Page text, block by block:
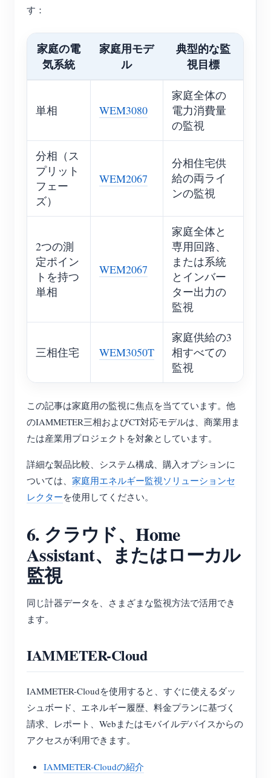
す：
家庭の電
気系統
家庭用モデ
ル
典型的な監
視目標
単相 WEM3080
家庭全体の
電力消費量
の監視
分相（ス
プリット
フェー
ズ）
WEM2067
分相住宅供
給の両ライ
ンの監視
2つの測
定ポイン
トを持つ
単相
WEM2067
家庭全体と
専用回路、
または系統
とインバー
ター出力の
監視
三相住宅 WEM3050T
家庭供給の3
相すべての
監視
この記事は家庭用の監視に焦点を当てています。他
のIAMMETER三相およびCT対応モデルは、商業用ま
たは産業用プロジェクトを対象としています。
詳細な製品比較、システム構成、購入オプションに
ついては、 家庭用エネルギー監視ソリューションセ
レクターを使用してください。
6. クラウド、Home
Assistant、またはローカル
監視
同じ計器データを、さまざまな監視方法で活用でき
ます。
IAMMETER-Cloud
IAMMETER-Cloudを使用すると、すぐに使えるダッ
シュボード、エネルギー履歴、料金プランに基づく
請求、レポート、Webまたはモバイルデバイスからの
アクセスが利用できます。
IAMMETER-Cloudの紹介